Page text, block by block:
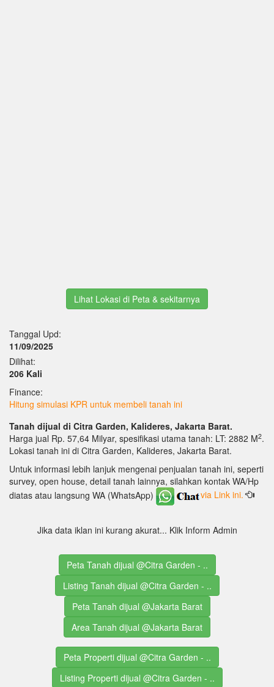
Lihat Lokasi di Peta & sekitarnya
Tanggal Upd:
11/09/2025
Dilihat:
206 Kali
Finance:
Hitung simulasi KPR untuk membeli tanah ini
Tanah dijual di Citra Garden, Kalideres, Jakarta Barat.
Harga jual Rp. 57,64 Milyar, spesifikasi utama tanah: LT: 2882 M2.
Lokasi tanah ini di Citra Garden, Kalideres, Jakarta Barat.
Untuk informasi lebih lanjuk mengenai penjualan tanah ini, seperti
survey, open house, detail tanah lainnya, silahkan kontak WA/Hp
diatas atau langsung WA (WhatsApp)
via Link ini.
Jika data iklan ini kurang akurat... Klik Inform Admin
Peta Tanah dijual @Citra Garden - ..
Listing Tanah dijual @Citra Garden - ..
Peta Tanah dijual @Jakarta Barat
Area Tanah dijual @Jakarta Barat
Peta Properti dijual @Citra Garden - ..
Listing Properti dijual @Citra Garden - ..